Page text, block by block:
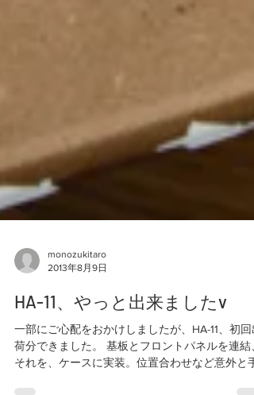
HA-11、やっと出来ましたv
一部にご心配をおかけしましたが、HA-11、初回
荷分できました。 基板とフロントパネルを連結、
それを、ケースに実装。位置合わせなど意外と手